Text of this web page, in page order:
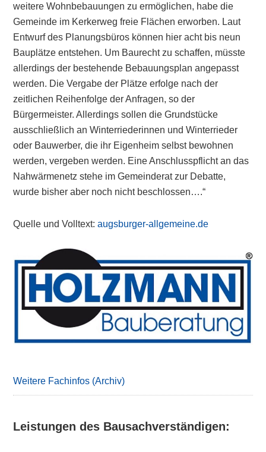
weitere Wohnbebauungen zu ermöglichen, habe die
Gemeinde im Kerkerweg freie Flächen erworben. Laut
Entwurf des Planungsbüros können hier acht bis neun
Bauplätze entstehen. Um Baurecht zu schaffen, müsste
allerdings der bestehende Bebauungsplan angepasst
werden. Die Vergabe der Plätze erfolge nach der
zeitlichen Reihenfolge der Anfragen, so der
Bürgermeister. Allerdings sollen die Grundstücke
ausschließlich an Winterriederinnen und Winterrieder
oder Bauwerber, die ihr Eigenheim selbst bewohnen
werden, vergeben werden. Eine Anschlusspflicht an das
Nahwärmenetz stehe im Gemeinderat zur Debatte,
wurde bisher aber noch nicht beschlossen….“
Quelle und Volltext:augsburger-allgemeine.de
Primary
Sidebar
Weitere Fachinfos (Archiv)
Leistungen des Bausachverständigen: